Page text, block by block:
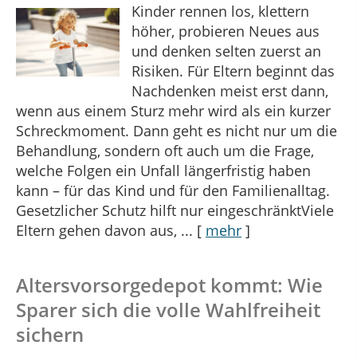
Kinder rennen los, klettern
höher, probieren Neues aus
und denken selten zuerst an
Risiken. Für Eltern beginnt das
Nachdenken meist erst dann,
wenn aus einem Sturz mehr wird als ein kurzer
Schreckmoment. Dann geht es nicht nur um die
Behandlung, sondern oft auch um die Frage,
welche Folgen ein Unfall längerfristig haben
kann – für das Kind und für den Familienalltag.
Gesetzlicher Schutz hilft nur eingeschränktViele
Eltern gehen davon aus, ... [ mehr ]
Altersvorsorge­depot kommt: Wie
Sparer sich die volle Wahlfreiheit
sichern